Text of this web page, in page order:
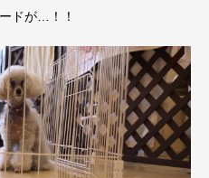
ドが…！！